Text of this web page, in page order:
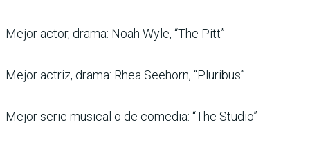
Mejor actor, drama: Noah Wyle, “The Pitt”
Mejor actriz, drama: Rhea Seehorn, “Pluribus”
Mejor serie musical o de comedia: “The Studio”